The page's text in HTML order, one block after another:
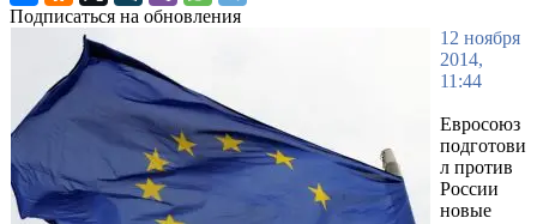
Подписаться на обновления
12 ноября
2014,
11:44
Евросоюз
подготови
л против
России
новые